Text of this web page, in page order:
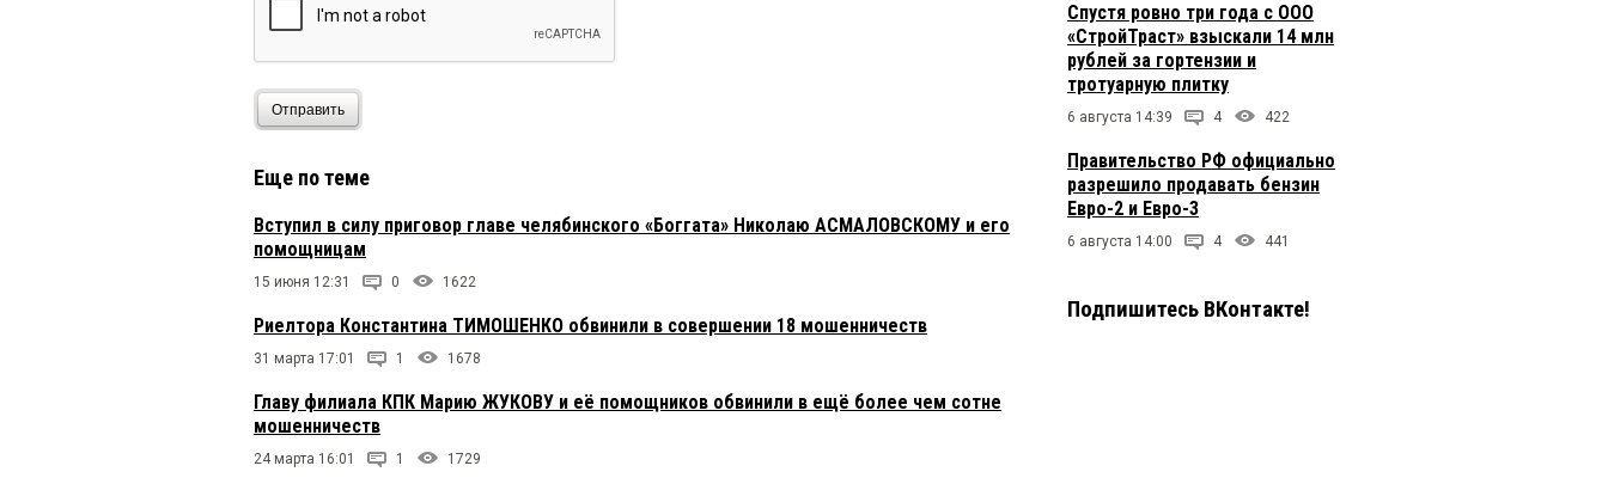
Отправить
Еще по теме
Вступил в силу приговор главе челябинского «Боггата» Николаю АСМАЛОВСКОМУ и его
помощницам
15 июня 12:31 0 1622
Риелтора Константина ТИМОШЕНКО обвинили в совершении 18 мошенничеств
31 марта 17:01 1 1678
Главу филиала КПК Марию ЖУКОВУ и её помощников обвинили в ещё более чем сотне
мошенничеств
24 марта 16:01 1 1729
Спустя ровно три года с ООО
«СтройТраст» взыскали 14 млн
рублей за гортензии и
тротуарную плитку
6 августа 14:39 4 422
Правительство РФ официально
разрешило продавать бензин
Евро-2 и Евро-3
6 августа 14:00 4 441
Подпишитесь ВКонтакте!